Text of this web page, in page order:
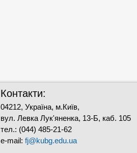
Контакти:
04212, Україна, м.Київ,
вул. Левка Лук'яненка, 13-Б, каб. 105
тел.: (044) 485-21-62
e-mail: fj@kubg.edu.ua